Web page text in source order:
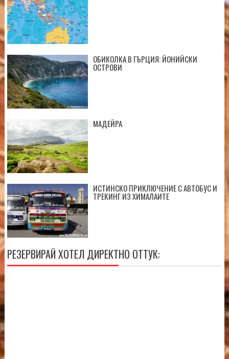
ОБИКОЛКА В ГЪРЦИЯ: ЙОНИЙСКИ
ОСТРОВИ
МАДЕЙРА
ИСТИНСКО ПРИКЛЮЧЕНИЕ С АВТОБУС И
ТРЕКИНГ ИЗ ХИМАЛАИТЕ
РЕЗЕРВИРАЙ ХОТЕЛ ДИРЕКТНО ОТТУК: